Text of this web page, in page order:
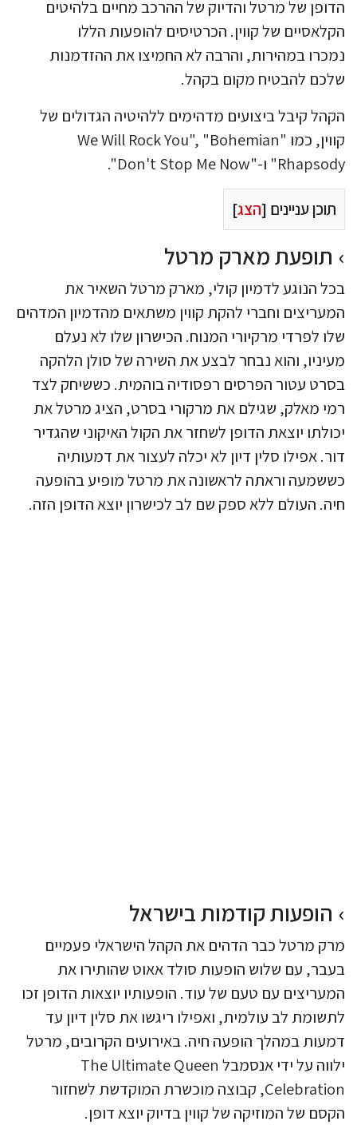
הדופן של מרטל והדיוק של ההרכב מחיים בלהיטים
הקלאסיים של קווין. הכרטיסים להופעות הללו
נמכרו במהירות, והרבה לא החמיצו את ההזדמנות
שלכם להבטיח מקום בקהל.
הקהל קיבל ביצועים מדהימים ללהיטיה הגדולים של
קווין, כמו "We Will Rock You", "Bohemian
Rhapsody" ו-"Don't Stop Me Now".
תוכן עניינים [הצג]
תופעת מארק מרטל
בכל הנוגע לדמיון קולי, מארק מרטל השאיר את
המעריצים וחברי להקת קווין משתאים מהדמיון המדהים
שלו לפרדי מרקיורי המנוח. הכישרון שלו לא נעלם
מעיניו, והוא נבחר לבצע את השירה של סולן הלהקה
בסרט עטור הפרסים רפסודיה בוהמית. כששיחק לצד
רמי מאלק, שגילם את מרקורי בסרט, הציג מרטל את
יכולתו יוצאת הדופן לשחזר את הקול האיקוני שהגדיר
דור. אפילו סלין דיון לא יכלה לעצור את דמעותיה
כששמעה וראתה לראשונה את מרטל מופיע בהופעה
חיה. העולם ללא ספק שם לב לכישרון יוצא הדופן הזה.
הופעות קודמות בישראל
מרק מרטל כבר הדהים את הקהל הישראלי פעמיים
בעבר, עם שלוש הופעות סולד אאוט שהותירו את
המעריצים עם טעם של עוד. הופעותיו יוצאות הדופן זכו
לתשומת לב עולמית, ואפילו ריגשו את סלין דיון עד
דמעות במהלך הופעה חיה. באירועים הקרובים, מרטל
ילווה על ידי אנסמבל The Ultimate Queen
Celebration, קבוצה מוכשרת המוקדשת לשחזור
הקסם של המוזיקה של קווין בדיוק יוצא דופן.